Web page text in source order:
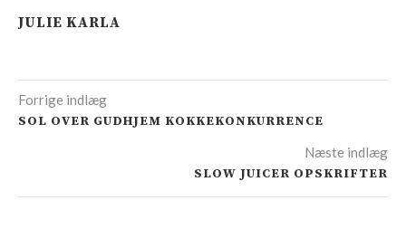
JULIE KARLA
Forrige indlæg
SOL OVER GUDHJEM KOKKEKONKURRENCE
Næste indlæg
SLOW JUICER OPSKRIFTER